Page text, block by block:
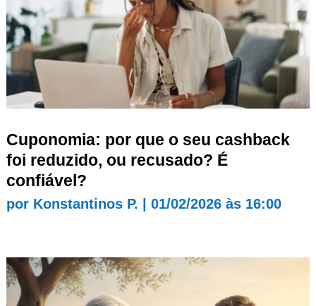
Cuponomia: por que o seu cashback
foi reduzido, ou recusado? É
confiável?
por Konstantinos P. 01/02/2026 às 16:00